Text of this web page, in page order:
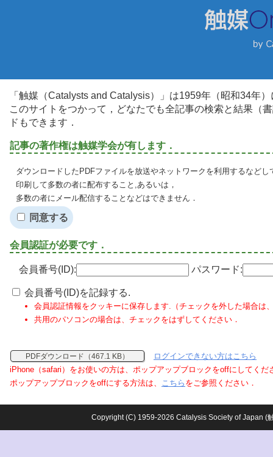
「触媒（Catalysts and Catalysis）」は1959年（昭和34年
このサイトをつかって，どなたでも全記事の検索と結果（
ドもできます．
記事の著作権は触媒学会が有します．
ダウンロードしたPDFファイルを放送やネットワークを利用するなど
印刷して多数の者に配布すること,あるいは，
多数の者にメール配信することなどはできません．
同意する
会員認証が必要です．
会員番号(ID): パスワード:
会員番号(ID)を記録する.
会員認証情報をクッキーに保存します.（チェックを外した場合は
共用のパソコンの場合は、チェックをはずしてください．
PDFダウンロード（467.1 KB）
ログインできない方はこちら
iPhone（safari）をお使いの方は、ポップアップブロックをoffにしてくだ
ポップアップブロックをoffにする方法は、 こちら をご参照ください．
Copyright (C) 1959-2026 Catalysis Society of Japan (